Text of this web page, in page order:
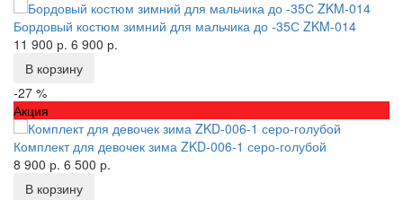
Бордовый костюм зимний для мальчика до -35С ZKM-014
11 900 р. 6 900 р.
В корзину
-27 %
Акция
Комплект для девочек зима ZKD-006-1 серо-голубой
8 900 р. 6 500 р.
В корзину